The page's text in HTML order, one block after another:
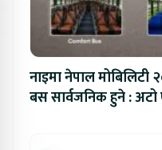
नाइमा नेपाल मोबिलिटी
बस सार्वजनिक हुने : अटो